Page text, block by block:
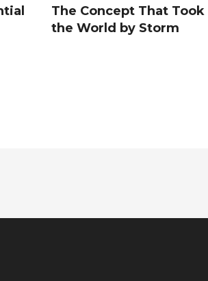
The Concept That Took
the World by Storm